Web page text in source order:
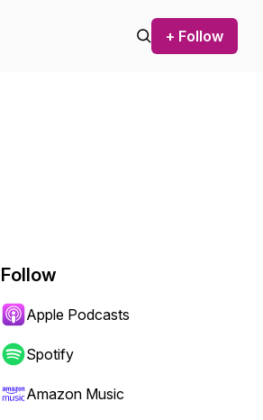
+ Follow
Follow
Apple Podcasts
Spotify
Amazon Music